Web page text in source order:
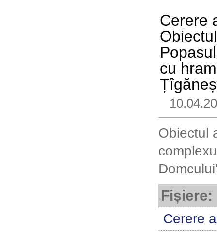
Cerere
cu
Obiectul
Fișiere:
Cerere